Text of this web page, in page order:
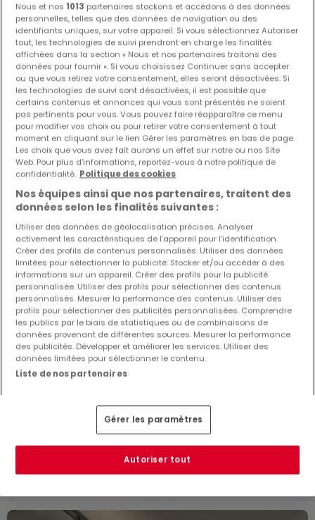
Biens similaires à proximité
Vous n'avez pas trouvé de biens qui vous
intéressent ? Ces annonces suggérées
pourraient vous intéresser.
4 pièces à louer àPlaten
Nous et nos 1013 partenaires stockons et accédons à des données
personnelles, telles que des données de navigation ou des
identifiants uniques, sur votre appareil. Si vous sélectionnez Autoriser
tout, les technologies de suivi prendront en charge les finalités
affichées dans la section « Nous et nos partenaires traitons des
données pour fournir ». Si vous choisissez Continuer sans accepter
ou que vous retirez votre consentement, elles seront désactivées. Si
les technologies de suivi sont désactivées, il est possible que
certains contenus et annonces qui vous sont présentés ne soient
pas pertinents pour vous. Vous pouvez faire réapparaître ce menu
pour modifier vos choix ou pour retirer votre consentement à tout
moment en cliquant sur le lien Gérer les paramètres en bas de page.
Les choix que vous avez fait aurons un effet sur notre ou nos Site
Web. Pour plus d’informations, reportez-vous à notre politique de
confidentialité. Politique des cookies
Nos équipes ainsi que nos partenaires, traitent des
données selon les finalités suivantes :
Utiliser des données de géolocalisation précises. Analyser
activement les caractéristiques de l’appareil pour l’identification.
Créer des profils de contenus personnalisés. Utiliser des données
limitées pour sélectionner la publicité. Stocker et/ou accéder à des
informations sur un appareil. Créer des profils pour la publicité
personnalisée. Utiliser des profils pour sélectionner des contenus
personnalisés. Mesurer la performance des contenus. Utiliser des
profils pour sélectionner des publicités personnalisées. Comprendre
les publics par le biais de statistiques ou de combinaisons de
données provenant de différentes sources. Mesurer la performance
des publicités. Développer et améliorer les services. Utiliser des
données limitées pour sélectionner le contenu.
Liste de nos partenaires
Gérer les paramètres
Autoriser tout